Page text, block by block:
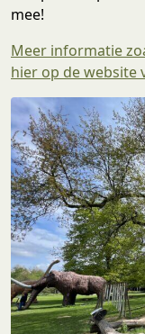
mee!
Meer informatie
hier op de website